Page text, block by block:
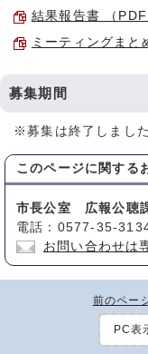
結果報告書 （
ミーティングまと
募集期間
※募集は終了しました
このページに関する
市長公室 広報公聴
電話：0577-35-
お問い合わせは
前のペー
PC表